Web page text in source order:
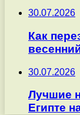
30.07.2026
Как
30.07.2026
Лучшие
Египте